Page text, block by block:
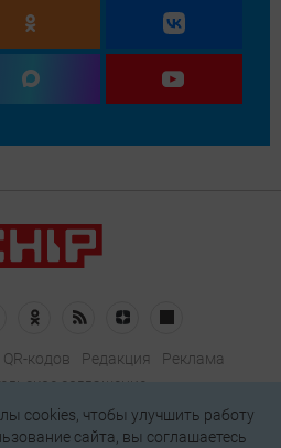
кодов Редакция
Реклама
соглашение
cookies, чтобы улучшить работу
сайта, вы соглашаетесь